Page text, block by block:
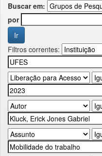
Buscar em:
por
Filtros correntes: